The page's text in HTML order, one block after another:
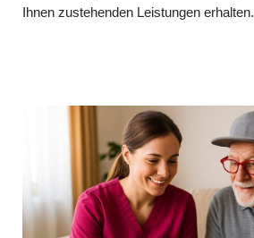
Ihnen zustehenden Leistungen erhalten.